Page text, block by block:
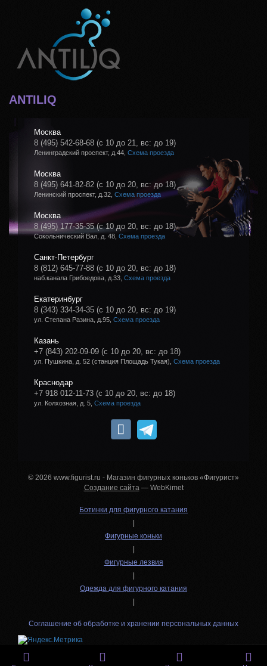
ANTILIQ
Москва
8 (495) 542-68-68 (с 10 до 21, вс: до 19)
Ленинградский проспект, д.44, Схема проезда
Москва
8 (495) 641-82-82 (с 10 до 20, вс: до 18)
Ленинский проспект, д.32, Схема проезда
Москва
8 (495) 177-35-35 (с 10 до 20, вс: до 18)
Сокольнический Вал, д. 48, Схема проезда
Санкт-Петербург
8 (812) 645-77-88 (с 10 до 20, вс: до 18)
наб.канала Грибоедова, д.33, Схема проезда
Екатеринбург
8 (343) 334-34-35 (с 10 до 20, вс: до 19)
ул. Степана Разина, д.95, Схема проезда
Казань
+7 (843) 202-09-09 (с 10 до 20, вс: до 18)
ул. Пушкина, д. 52 (станция Площадь Тукая), Схема проезда
Краснодар
+7 918 012-11-73 (с 10 до 20, вс: до 18)
ул. Колхозная, д. 5, Схема проезда
© 2026 www.figurist.ru - Магазин фигурных коньков «Фигурист»
Создание сайта— WebKimet
Ботинки для фигурного катания
Фигурные коньки
Фигурные лезвия
Одежда для фигурного катания
Соглашение об обработке и хранении персональных данных